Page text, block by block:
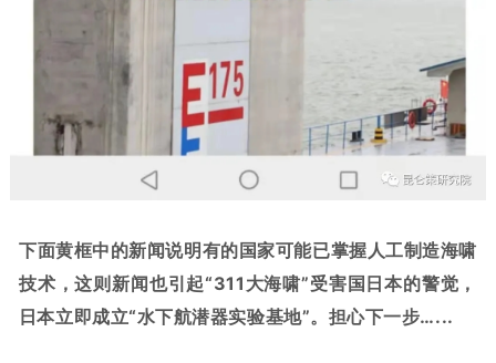
下面黄框中的新闻说明有的国家可能已掌握人工制造海啸
技术，这则新闻也引起“311大海啸”受害国日本的警觉，
日本立即成立“水下航潜器实验基地”。担心下一步…...